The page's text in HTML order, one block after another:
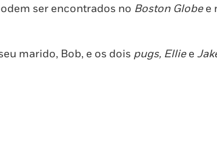
ser encontrados no Boston Globee
marido, Bob, e os dois pugs, Elliee